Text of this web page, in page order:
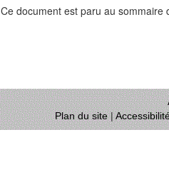
Ce document est paru au sommaire
Plan du site|